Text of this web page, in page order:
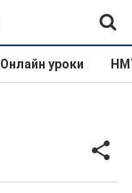
Онлайн уроки